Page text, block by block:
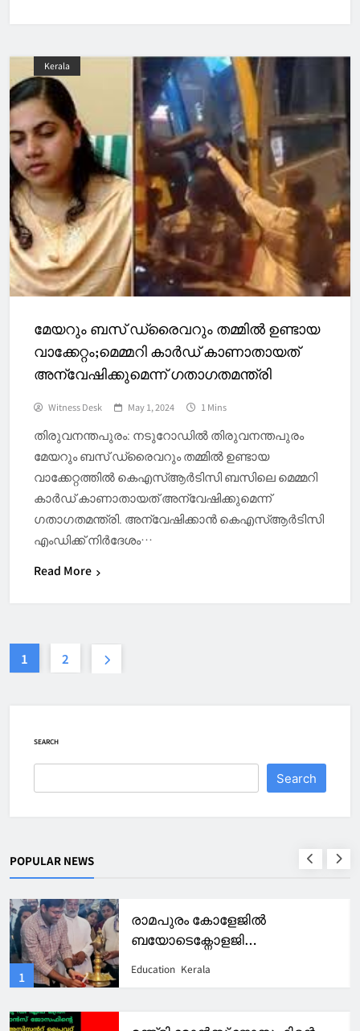
Kerala
മേയറും ബസ് ഡ്രൈവറും തമ്മില്‍ ഉണ്ടായ
വാക്കേറ്റം;മെമ്മറി കാര്‍ഡ് കാണാതായത്
അന്വേഷിക്കുമെന്ന് ഗതാഗതമന്ത്രി
Witness Desk May 1, 2024 1 Mins
തിരുവനന്തപുരം: നടുറോഡിൽ തിരുവനന്തപുരം
മേയറും ബസ് ഡ്രൈവറും തമ്മില്‍ ഉണ്ടായ
വാക്കേറ്റത്തിൽ കെഎസ്ആര്‍ടിസി ബസിലെ മെമ്മറി
കാര്‍ഡ് കാണാതായത് അന്വേഷിക്കുമെന്ന്
ഗതാഗതമന്ത്രി. അന്വേഷിക്കാന്‍ കെഎസ്ആര്‍ടിസി
എംഡിക്ക് നിര്‍ദേശം…
Read More
1 2
SEARCH
Search
POPULAR NEWS
1
രാമപുരം കോളേജിൽ
ബയോടെക്നോളജി
അസോസിയേഷൻ ഓപ്പറോൺ
Education Kerala